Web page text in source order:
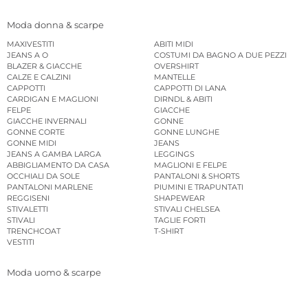
Moda donna & scarpe
MAXIVESTITI
ABITI MIDI
JEANS A O
COSTUMI DA BAGNO A DUE PEZZI
BLAZER & GIACCHE
OVERSHIRT
CALZE E CALZINI
MANTELLE
CAPPOTTI
CAPPOTTI DI LANA
CARDIGAN E MAGLIONI
DIRNDL & ABITI
FELPE
GIACCHE
GIACCHE INVERNALI
GONNE
GONNE CORTE
GONNE LUNGHE
GONNE MIDI
JEANS
JEANS A GAMBA LARGA
LEGGINGS
ABBIGLIAMENTO DA CASA
MAGLIONI E FELPE
OCCHIALI DA SOLE
PANTALONI & SHORTS
PANTALONI MARLENE
PIUMINI E TRAPUNTATI
REGGISENI
SHAPEWEAR
STIVALETTI
STIVALI CHELSEA
STIVALI
TAGLIE FORTI
TRENCHCOAT
T-SHIRT
VESTITI
Moda uomo & scarpe